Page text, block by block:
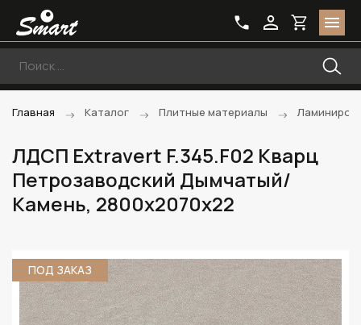
Главная Каталог Плитные материалы
ЛДСП Extravert F.345.F02 Кварц
Петрозаводский Дымчатый/
Камень, 2800х2070х22
ПОД ЗАКАЗ